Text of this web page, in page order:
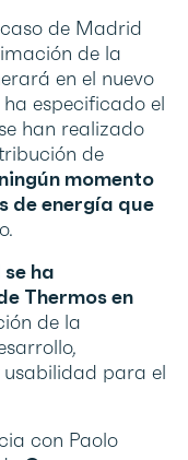
de Madrid
de la
en el nuevo
ha especificado el
han realizado
de
momento
de energía que
ha
Thermos en
de la
usabilidad para el
con Paolo